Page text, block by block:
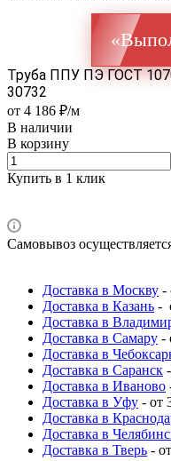
Труба ППУ ПЭ ГОСТ
30732
от 4 186 ₽/м
В наличии
В корзину
Купить в 1 клик
Самовывоз
Доставка в Москву -
Доставка в Казань -
Доставка в
Доставка в Самару -
Доставка в
Доставка в Саранск
Доставка в Иваново
Доставка в Уфу - от
Доставка в
Доставка в
Доставка в Тверь -